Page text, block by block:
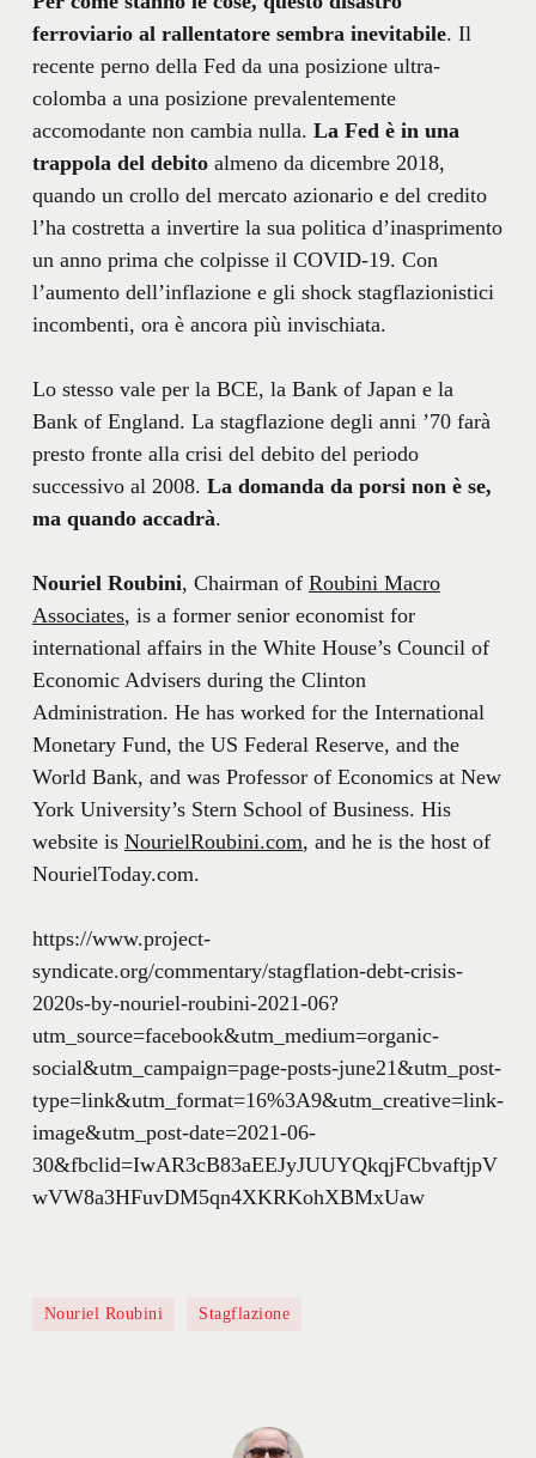
ferroviario al rallentatore sembra inevitabile. Il
recente perno della Fed da una posizione ultra-
colomba a una posizione prevalentemente
accomodante non cambia nulla. La Fed è in una
trappola del debitoalmeno da dicembre 2018,
quando un crollo del mercato azionario e del credito
l’ha costretta a invertire la sua politica d’inasprimento
un anno prima che colpisse il COVID-19. Con
l’aumento dell’inflazione e gli shock stagflazionistici
incombenti, ora è ancora più invischiata.
Lo stesso vale per la BCE, la Bank of Japan e la
Bank of England. La stagflazione degli anni ’70 farà
presto fronte alla crisi del debito del periodo
successivo al 2008. La domanda da porsi non è se,
ma quando accadrà.
Nouriel Roubini, Chairman of Roubini Macro
Associates, is a former senior economist for
international affairs in the White House’s Council of
Economic Advisers during the Clinton
Administration. He has worked for the International
Monetary Fund, the US Federal Reserve, and the
World Bank, and was Professor of Economics at New
York University’s Stern School of Business. His
website is NourielRoubini.com, and he is the host of
NourielToday.com.
https://www.project-
syndicate.org/commentary/stagflation-debt-crisis-
2020s-by-nouriel-roubini-2021-06?
utm_source=facebook&utm_medium=organic-
social&utm_campaign=page-posts-june21&utm_post-
type=link&utm_format=16%3A9&utm_creative=link-
image&utm_post-date=2021-06-
30&fbclid=IwAR3cB83aEEJyJUUYQkqjFCbvaftjpV
wVW8a3HFuvDM5qn4XKRKohXBMxUaw
Nouriel Roubini Stagflazione